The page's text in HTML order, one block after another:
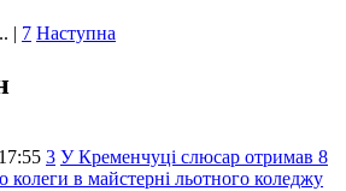
| 7 Наступна
17:55 3 У Кременчуці слюсар отримав 8
колеги в майстерні льотного коледжу